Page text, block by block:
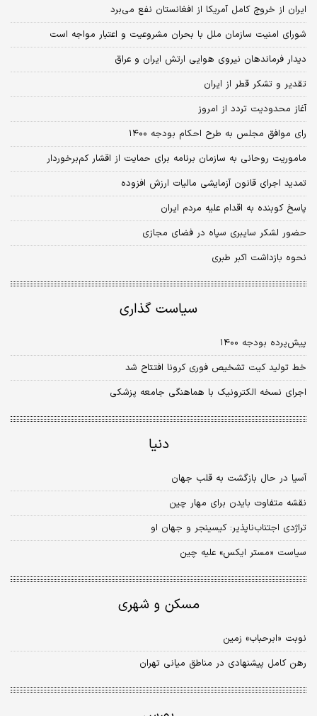
ایران از خروج کامل آمریکا از افغانستان نفع می‌برد
شورای امنیت سازمان ملل با بحران مشروعیت و اعتبار مواجه است
دیدار فرماندهان نیروی هوایی ارتش ایران و عراق
تقدیر و تشکر قطر از ایران
آغاز محدودیت تردد از امروز
رای موافق مجلس به طرح احکام بودجه ۱۴۰۰
ماموریت روحانی به سازمان برنامه برای حمایت از اقشار کم‌برخوردار
تمدید اجرای قانون آزمایشی مالیات ارزش افزوده
پاسخ کوبنده به اقدام علیه مردم ایران
حضور لشکر سایبری سپاه در فضای مجازی
نحوه بازداشت اکبر طبری
سیاست گذاری
پیش‌پرده بودجه ۱۴۰۰
خط تولید کیت تشخیص فوری کرونا افتتاح شد
اجرای نسخه الکترونیک با هماهنگی جامعه پزشکی
دنیا
آسیا در حال بازگشت به قلب جهان
نقشه متفاوت بایدن برای مهار چین
تراژدی اجتناب‌ناپذیر: کیسینجر و جهان او
سیاست «مستر ایکس» علیه چین
مسکن و شهری
نوبت «ابرحباب» زمین
رهن کامل پیشنهادی در مناطق میانی تهران